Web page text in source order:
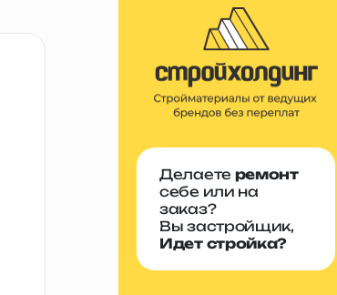
Делаете ремонт
себе или на
заказ?
Вы застройщик,
Идет стройка?